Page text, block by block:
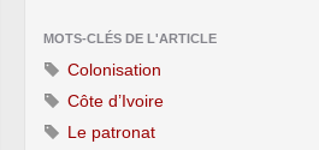
MOTS-CLÉS DE L'ARTICLE
Colonisation
Côte d’Ivoire
Le patronat